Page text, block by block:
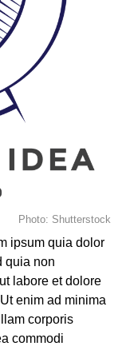
in
debitis aut
voluptates
aut
adipisicing elit,
et dolore
, quis nostrud
Photo: Shutterstock
ipsum quia dolor
quia non
labore et dolore
enim ad minima
corporis
commodi